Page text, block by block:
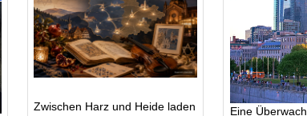
Zwischen Harz und Heide laden
Eine